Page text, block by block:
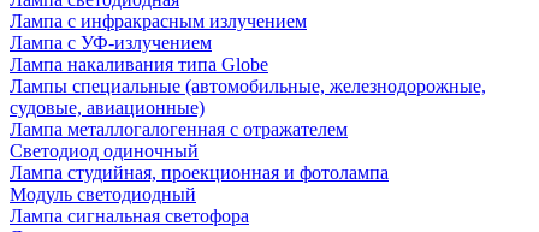
Лампа с инфракрасным излучением
Лампа с УФ-излучением
Лампа накаливания типа Globe
Лампы специальные (автомобильные, железнодорожные,
судовые, авиационные)
Лампа металлогалогенная с отражателем
Светодиод одиночный
Лампа студийная, проекционная и фотолампа
Модуль светодиодный
Лампа сигнальная светофора